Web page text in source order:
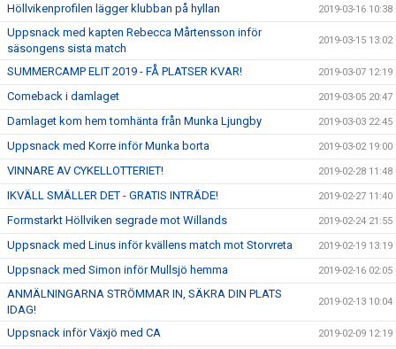
Höllvikenprofilen lägger klubban på hyllan 2019-03-16 10:38
Uppsnack med kapten Rebecca Mårtensson inför
säsongens sista match
2019-03-15 13:02
SUMMERCAMP ELIT 2019 - FÅ PLATSER KVAR! 2019-03-07 12:19
Comeback i damlaget 2019-03-05 20:47
Damlaget kom hem tomhänta från Munka Ljungby 2019-03-03 22:45
Uppsnack med Korre inför Munka borta 2019-03-02 19:00
VINNARE AV CYKELLOTTERIET! 2019-02-28 11:48
IKVÄLL SMÄLLER DET - GRATIS INTRÄDE! 2019-02-27 11:40
Formstarkt Höllviken segrade mot Willands 2019-02-24 21:55
Uppsnack med Linus inför kvällens match mot Storvreta 2019-02-19 13:19
Uppsnack med Simon inför Mullsjö hemma 2019-02-16 02:05
ANMÄLNINGARNA STRÖMMAR IN, SÄKRA DIN PLATS
IDAG!
2019-02-13 10:04
Uppsnack inför Växjö med CA 2019-02-09 12:19